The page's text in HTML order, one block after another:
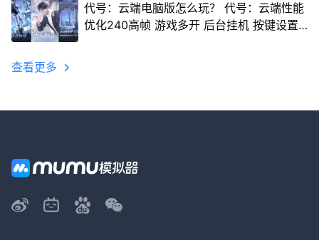
代号：云端电脑版怎么玩？ 代号：云端性能
优化240高帧 游戏多开 后台挂机 按键设置
查看更多